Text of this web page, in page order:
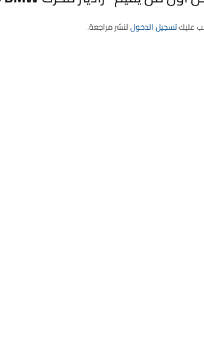
عليكتسجيل الدخوللنشر مراجعة.